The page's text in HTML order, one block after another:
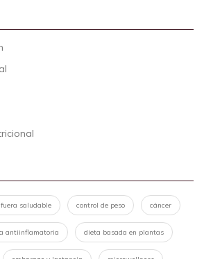
fuera saludable control de peso cáncer
antiinflamatoria dieta basada en plantas